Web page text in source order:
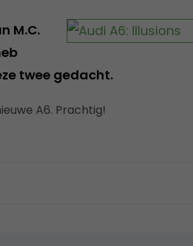
M.C.
twee gedacht.
A6. Prachtig!